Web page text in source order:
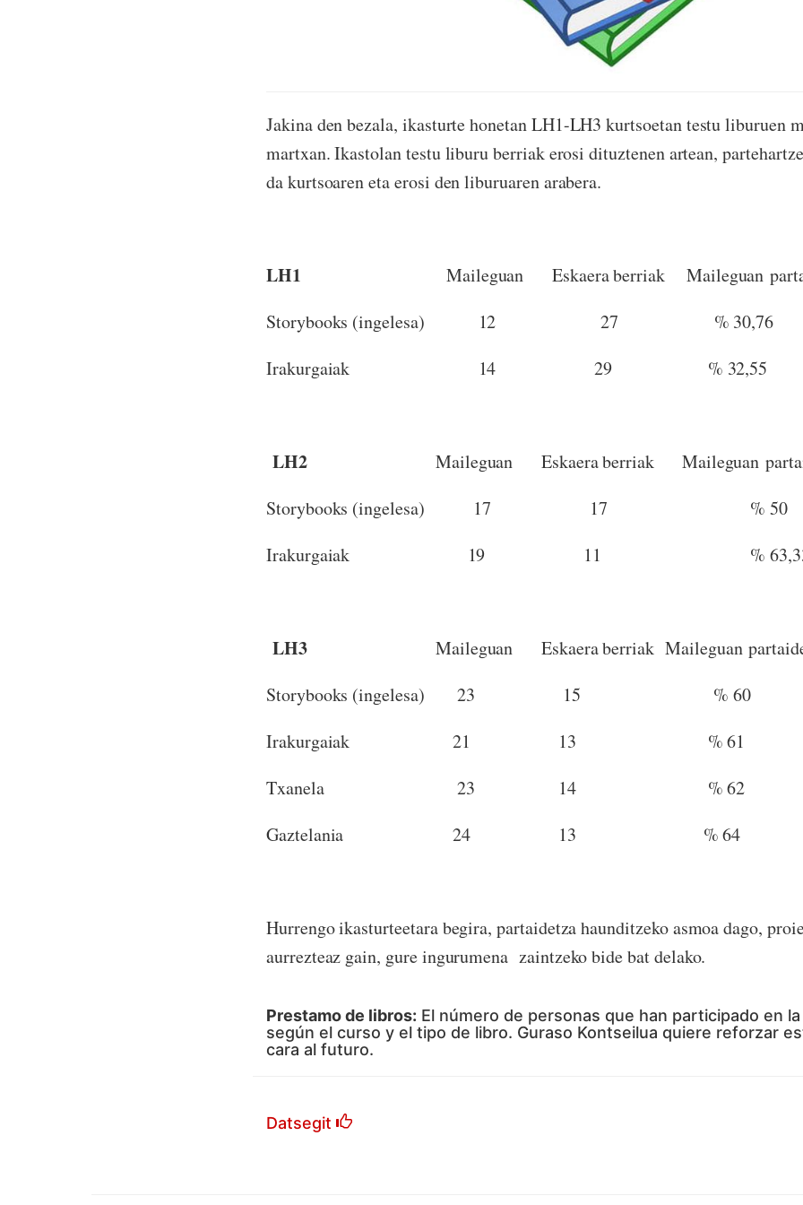
Jakina den bezala, ikasturte honetan LH1-LH3 kurtsoetan testu liburuen
martxan. Ikastolan testu liburu berriak erosi dituztenen artean,
da kurtsoaren eta erosi den liburuaren arabera.
LH1 Maileguan Eskaera berriak
Maileguan
Storybooks (ingelesa)
12 27
% 30,76
Irakurgaiak
14 29 % 32,55
LH2 Maileguan Eskaera berriak
Maileguan
Storybooks (ingelesa) 17 17
% 50
Irakurgaiak
19 11 %
LH3 Maileguan Eskaera berriak Maileguan
Storybooks (ingelesa) 23 15
% 60
Irakurgaiak
21 13
% 61
Txanela
23 14
% 62
Gaztelania
24 13 % 64
Hurrengo ikasturteetara begira, partaidetza haunditzeko asmoa dago,
aurrezteaz gain, gure ingurumena zaintzeko bide bat delako.
Prestamo de libros: El número de personas que han participado en
según el curso y el tipo de libro. Guraso Kontseilua quiere reforzar
cara al futuro.
Datsegit